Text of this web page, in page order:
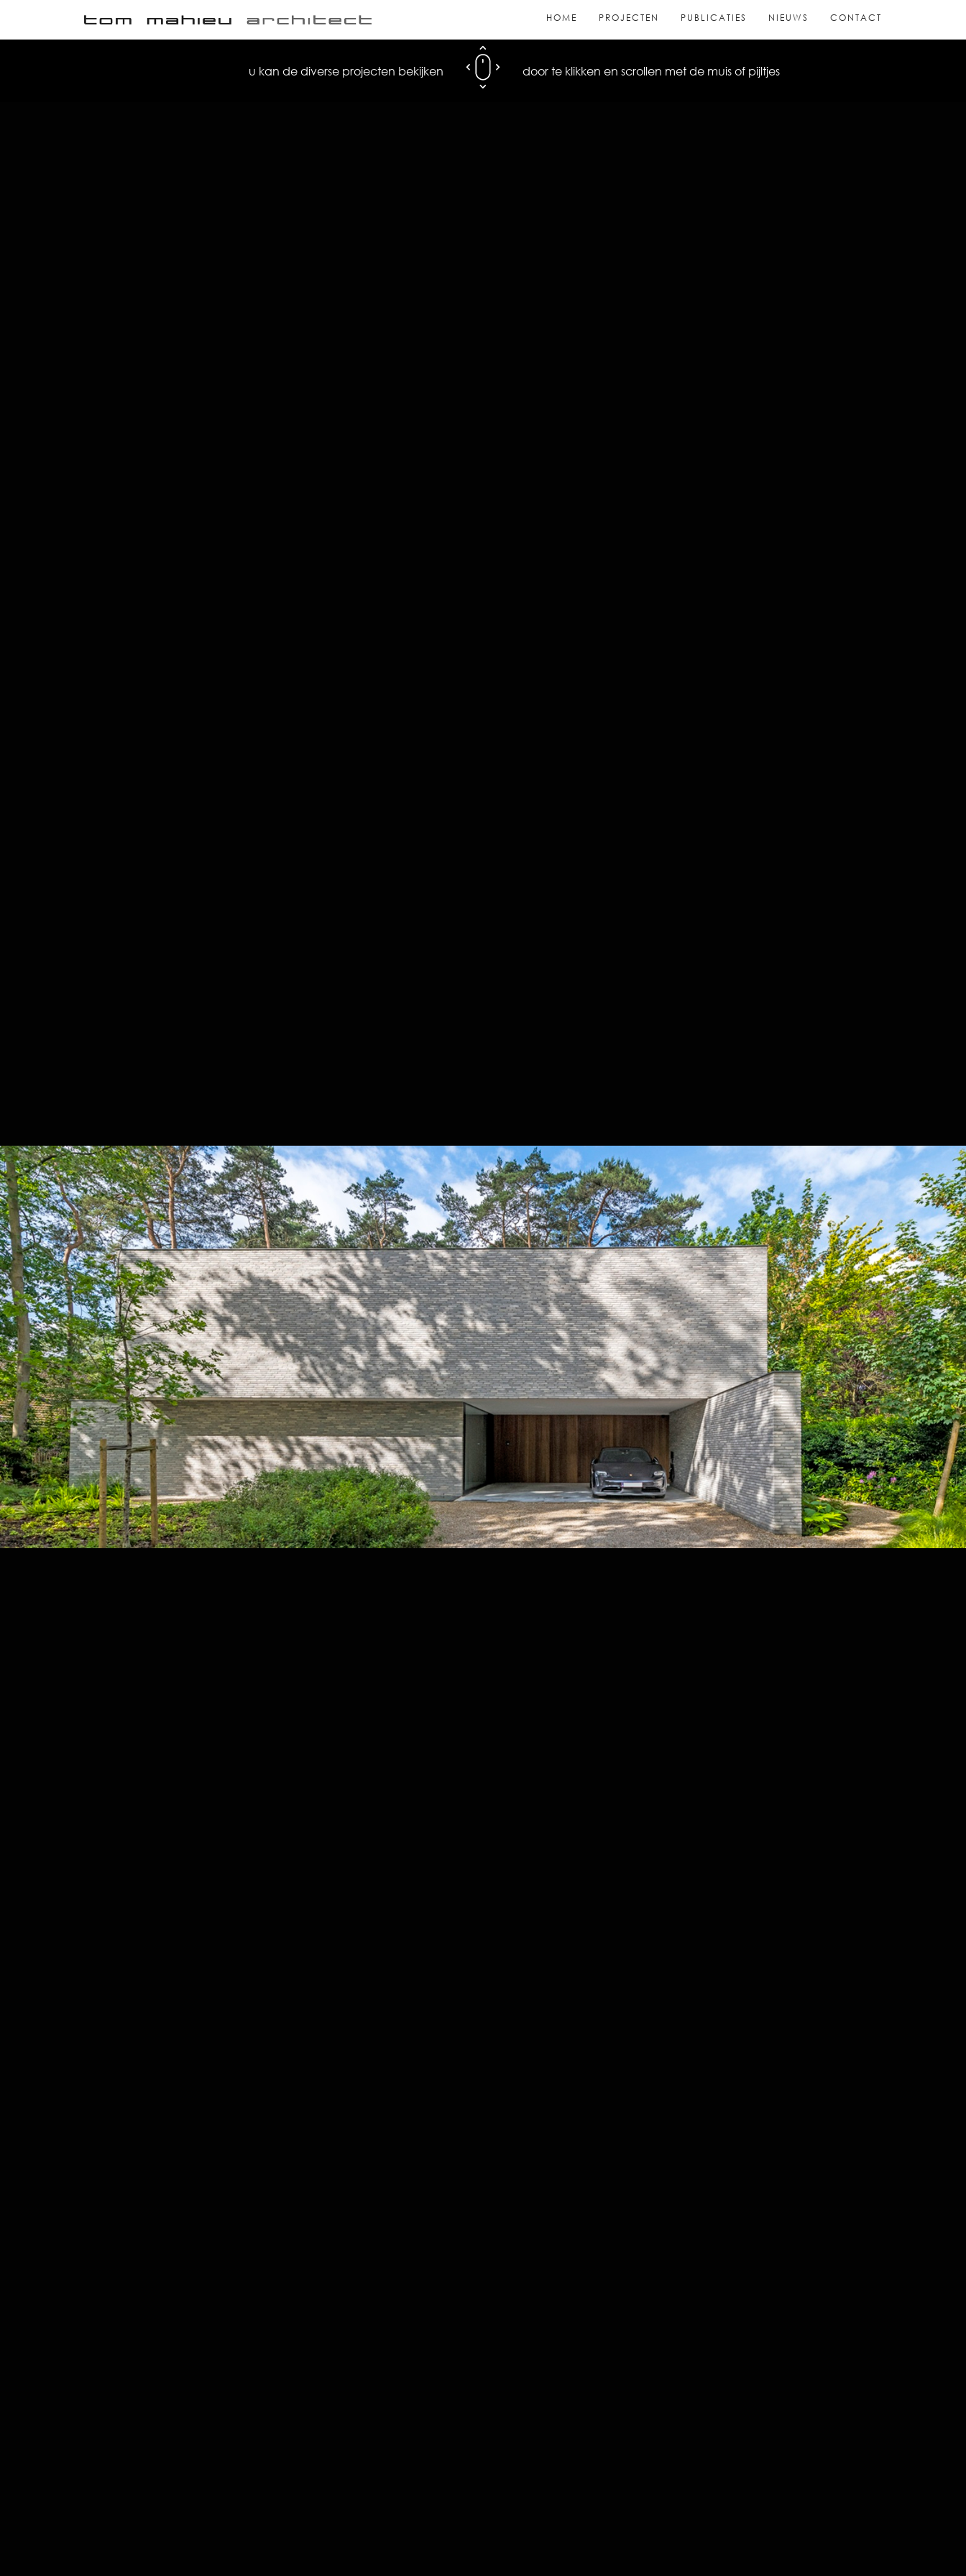
HOME PROJECTEN PUBLICATIES NIEUWS CONTACT
u kan de diverse projecten bekijken door te klikken en scrollen met de muis of pijltjes